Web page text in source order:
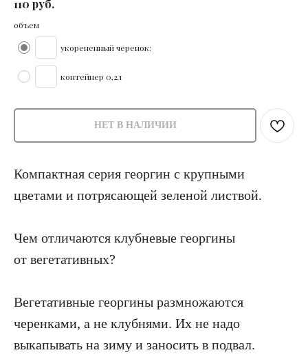
110 руб.
объем
укорененный черенок:
контейнер 0,2л
НЕТ В НАЛИЧИИ
Компактная серия георгин с крупными
цветами и потрясающей зеленой листвой.
Чем отличаются клубневые георгины
от вегетативных?
Вегетативные георгины размножаются
черенками, а не клубнями. Их не надо
выкапывать на зиму и заносить в подвал.